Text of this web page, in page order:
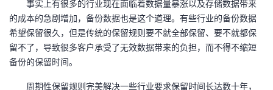
事实上有很多的行业现在面临着数据量暴涨以及存储数据带来
的成本的急剧增加，备份数据也是这个道理。有些行业的备份数据
希望保留很久，但是传统的保留规则要不就全部保留、要不就都保
留不了，导致很多客户承受了无效数据带来的负担，而不得不缩短
备份的保留时间。
周期性保留规则完美解决一些行业要求保留时间长达数十年，